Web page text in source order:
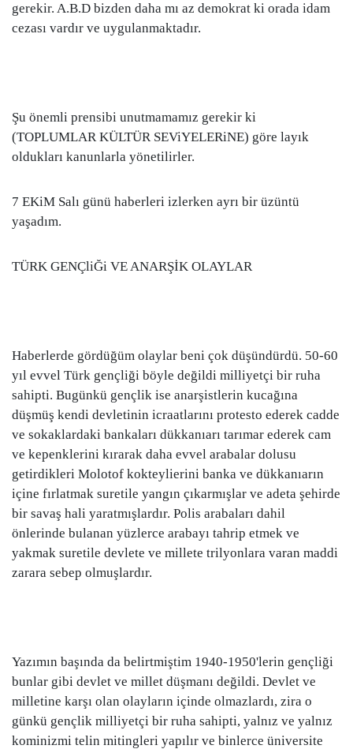
gerekir. A.B.D bizden daha mı az demokrat ki orada idam
cezası vardır ve uygulanmaktadır.
Şu önemli prensibi unutmamamız gerekir ki
(TOPLUMLAR KÜLTÜR SEViYELERiNE) göre layık
oldukları kanunlarla yönetilirler.
7 EKiM Salı günü haberleri izlerken ayrı bir üzüntü
yaşadım.
TÜRK GENÇliĞi VE ANARŞİK OLAYLAR
Haberlerde gördüğüm olaylar beni çok düşündürdü. 50-60
yıl evvel Türk gençliği böyle değildi milliyetçi bir ruha
sahipti. Bugünkü gençlik ise anarşistlerin kucağına
düşmüş kendi devletinin icraatlarını protesto ederek cadde
ve sokaklardaki bankaları dükkanıarı tarımar ederek cam
ve kepenklerini kırarak daha evvel arabalar dolusu
getirdikleri Molotof kokteylierini banka ve dükkanıarın
içine fırlatmak suretile yangın çıkarmışlar ve adeta şehirde
bir savaş hali yaratmışlardır. Polis arabaları dahil
önlerinde bulanan yüzlerce arabayı tahrip etmek ve
yakmak suretile devlete ve millete trilyonlara varan maddi
zarara sebep olmuşlardır.
Yazımın başında da belirtmiştim 1940-1950'lerin gençliği
bunlar gibi devlet ve millet düşmanı değildi. Devlet ve
milletine karşı olan olayların içinde olmazlardı, zira o
günkü gençlik milliyetçi bir ruha sahipti, yalnız ve yalnız
kominizmi telin mitingleri yapılır ve binlerce üniversite